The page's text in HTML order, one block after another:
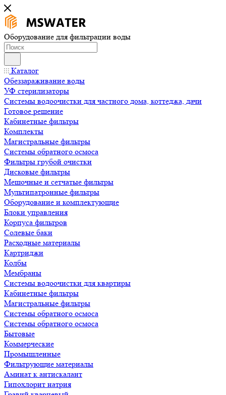
Оборудование для фильтрации воды
Каталог
Обеззараживание воды
УФ стерилизаторы
Системы водоочистки для частного дома, коттеджа, дачи
Готовое решение
Кабинетные фильтры
Комплекты
Магистральные фильтры
Системы обратного осмоса
Фильтры грубой очистки
Дисковые фильтры
Мешочные и сетчатые фильтры
Мультипатронные фильтры
Оборудование и комплектующие
Блоки управления
Корпуса фильтров
Солевые баки
Расходные материалы
Картриджи
Колбы
Мембраны
Системы водоочистки для квартиры
Кабинетные фильтры
Магистральные фильтры
Системы обратного осмоса
Системы обратного осмоса
Бытовые
Коммерческие
Промышленные
Фильтрующие материалы
Аминат к антискалант
Гипохлорит натрия